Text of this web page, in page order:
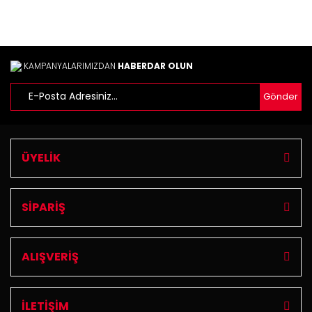
KAMPANYALARIMIZDAN HABERDAR OLUN
Gönder
ÜYELİK
SİPARİŞ
ALIŞVERİŞ
İLETİŞİM